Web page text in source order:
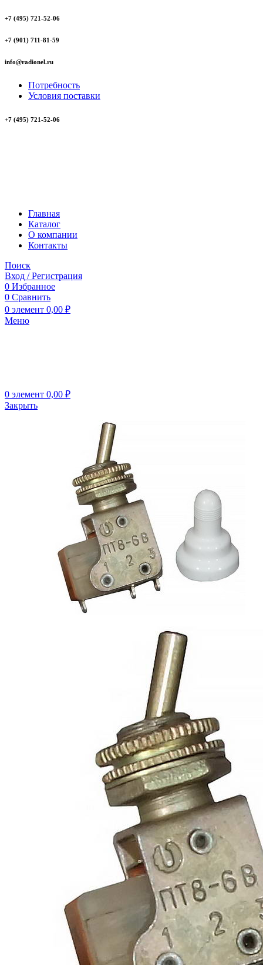
+7 (495) 721-52-06
+7 (901) 711-81-59
info@radionel.ru
Потребность
Условия поставки
+7 (495) 721-52-06
Главная
Каталог
О компании
Контакты
Поиск
Вход / Регистрация
0 Избранное
0 Сравнить
0 элемент 0,00 ₽
Меню
0 элемент 0,00 ₽
Закрыть